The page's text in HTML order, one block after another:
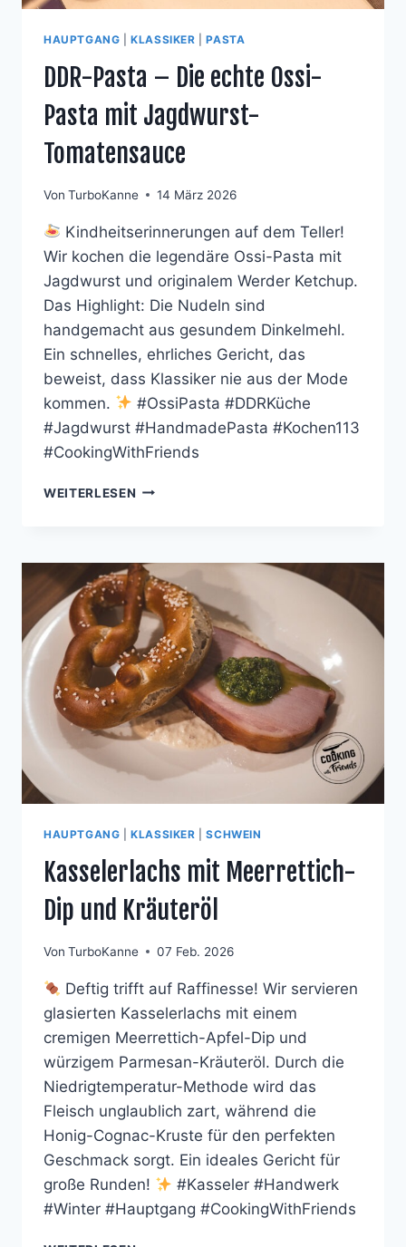
HAUPTGANG |KLASSIKER |PASTA
DDR-Pasta – Die echte Ossi-
Pasta mit Jagdwurst-
Tomatensauce
Von TurboKanne 14 März 2026
Kindheitserinnerungen auf dem Teller!
Wir kochen die legendäre Ossi-Pasta mit
Jagdwurst und originalem Werder Ketchup.
Das Highlight: Die Nudeln sind
handgemacht aus gesundem Dinkelmehl.
Ein schnelles, ehrliches Gericht, das
beweist, dass Klassiker nie aus der Mode
kommen.
#OssiPasta #DDRKüche
#Jagdwurst #HandmadePasta #Kochen113
#CookingWithFriends
WEITERLESEN DDR-
ECHTE
OSSI-
PASTA
MIT
JAGDWURST-
TOMATENSAUCE
HAUPTGANG |KLASSIKER |SCHWEIN
Kasselerlachs mit Meerrettich-
Dip und Kräuteröl
Von TurboKanne 07 Feb. 2026
Deftig trifft auf Raffinesse! Wir servieren
glasierten Kasselerlachs mit einem
cremigen Meerrettich-Apfel-Dip und
würzigem Parmesan-Kräuteröl. Durch die
Niedrigtemperatur-Methode wird das
Fleisch unglaublich zart, während die
Honig-Cognac-Kruste für den perfekten
Geschmack sorgt. Ein ideales Gericht für
große Runden!
#Kasseler #Handwerk
#Winter #Hauptgang #CookingWithFriends